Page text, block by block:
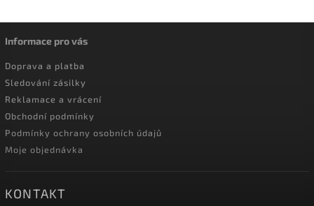
Informace pro vás
Doprava a platba
Sledování zásilky
Reklamace a vrácení
Obchodní podmínky
Podmínky ochrany osobních údajů
Moje objednávka
KONTAKT